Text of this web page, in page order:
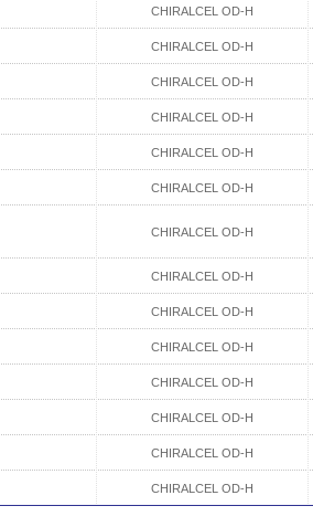
CHIRALCEL OD-H
CHIRALCEL OD-H
CHIRALCEL OD-H
CHIRALCEL OD-H
CHIRALCEL OD-H
CHIRALCEL OD-H
CHIRALCEL OD-H
CHIRALCEL OD-H
CHIRALCEL OD-H
CHIRALCEL OD-H
CHIRALCEL OD-H
CHIRALCEL OD-H
CHIRALCEL OD-H
CHIRALCEL OD-H